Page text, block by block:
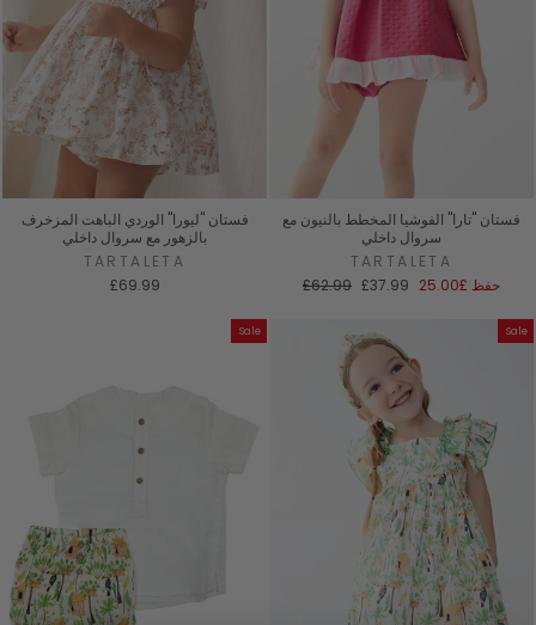
فستان "ليورا" الوردي الباهت المزخرف
بالزهور مع سروال داخلي
TARTALETA
£69.99
فستان "تارا" الفوشيا المخطط بالنيون مع
سروال داخلي
TARTALETA
السعر
£62.99 سعر
£37.99 حفظ £25.00
Sale Sale